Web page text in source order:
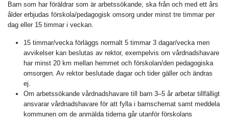
Barn som har föräldrar som är arbetssökande, ska från och med ett års
ålder erbjudas förskola/pedagogisk omsorg under minst tre timmar per
dag eller 15 timmar i veckan.
15 timmar/vecka förläggs normalt 5 timmar 3 dagar/vecka men
avvikelser kan beslutas av rektor, exempelvis om vårdnadshavare
har minst 20 km mellan hemmet och förskolan/den pedagogiska
omsorgen. Av rektor beslutade dagar och tider gäller och ändras
ej.
Om arbetssökande vårdnadshavare till barn 3–5 år arbetar tillfälligt
ansvarar vårdnadshavare för att fylla i barnschemat samt meddela
kommunen om de anmälda tiderna går utanför förskolans